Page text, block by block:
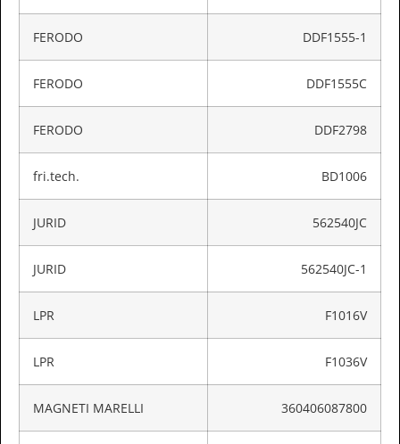
FERODO DDF1555-1
FERODO DDF1555C
FERODO DDF2798
fri.tech. BD1006
JURID 562540JC
JURID 562540JC-1
LPR F1016V
LPR F1036V
MAGNETI MARELLI 360406087800